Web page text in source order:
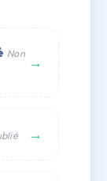
Non →
→